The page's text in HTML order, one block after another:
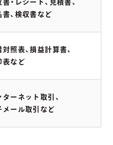
・レシート、見積書、
書、検収書など
対照表、損益計算書、
表など
ターネット取引、
メール取引など